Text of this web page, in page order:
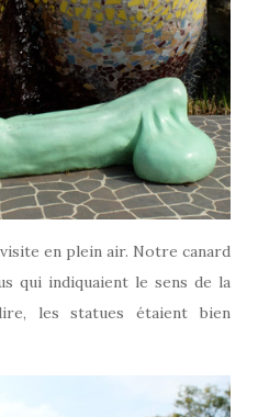
en plein air. Notre canard
qui indiquaient le sens de la
les statues étaient bien